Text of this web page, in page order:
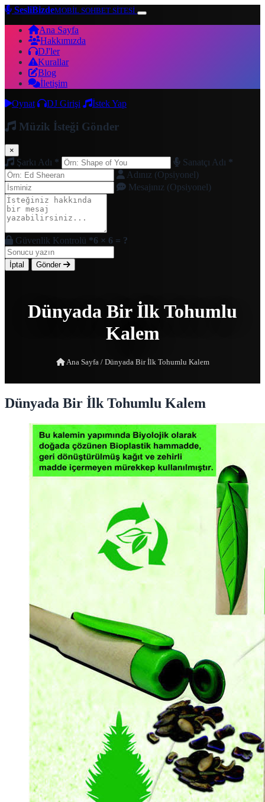
SesliBizdeMOBİL SOHBET SİTESİ
Ana Sayfa
Hakkımızda
DJ'ler
Kurallar
Blog
İletişim
Oynat
DJ Girişi İstek Yap
Müzik İsteği Gönder
×
Şarkı Adı * Sanatçı Adı *
Adınız (Opsiyonel)
Mesajınız (Opsiyonel)
Güvenlik Kontrolü *6 × 6 = ?
İptal Gönder
Dünyada Bir İlk Tohumlu
Kalem
Ana Sayfa /Dünyada Bir İlk Tohumlu Kalem
Dünyada Bir İlk Tohumlu Kalem